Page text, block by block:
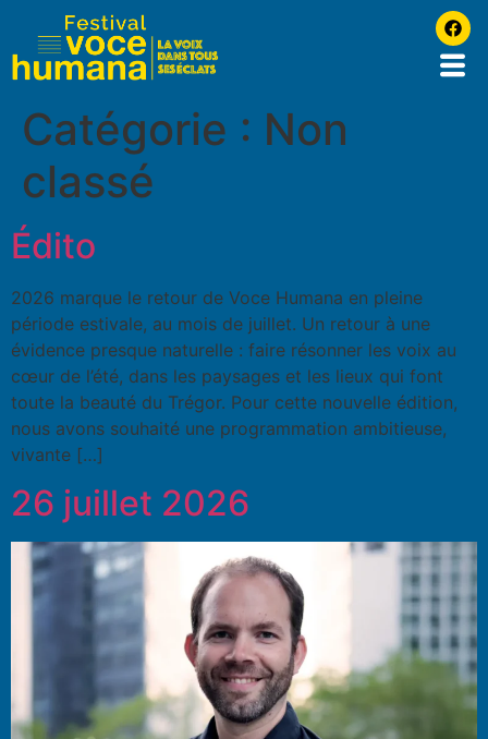
Catégorie : Non
classé
Édito
2026 marque le retour de Voce Humana en pleine
période estivale, au mois de juillet. Un retour à une
évidence presque naturelle : faire résonner les voix au
cœur de l’été, dans les paysages et les lieux qui font
toute la beauté du Trégor. Pour cette nouvelle édition,
nous avons souhaité une programmation ambitieuse,
vivante […]
26 juillet 2026